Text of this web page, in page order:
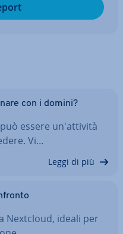
con i domini?
essere un'at­ti­vi­tà
Vi…
Leggi di più
Nextcloud, ideali per